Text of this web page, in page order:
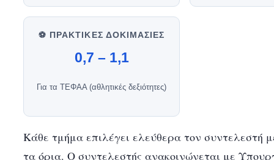
⚽ ΠΡΑΚΤΙΚΈΣ ΔΟΚΙΜΑΣΊΕΣ
0,7 – 1,1
Για τα ΤΕΦΑΑ (αθλητικές δεξιότητες)
Κάθε τμήμα επιλέγει ελεύθερα τον συντελεστή
τα όρια. Ο συντελεστής ανακοινώνεται με